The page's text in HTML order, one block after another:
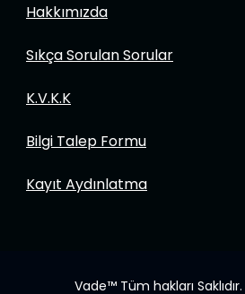
Hakkımızda
Sıkça Sorulan Sorular
K.V.K.K
Bilgi Talep Formu
Kayıt Aydınlatma
Vade™ Tüm hakları Saklıdır.